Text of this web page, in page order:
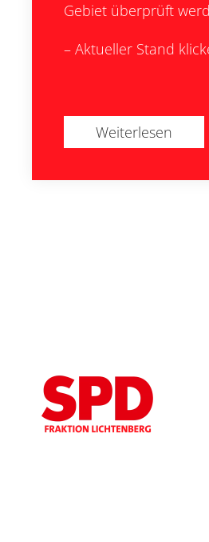
Gebiet überprüft
– Aktueller Stand
Weiterlesen